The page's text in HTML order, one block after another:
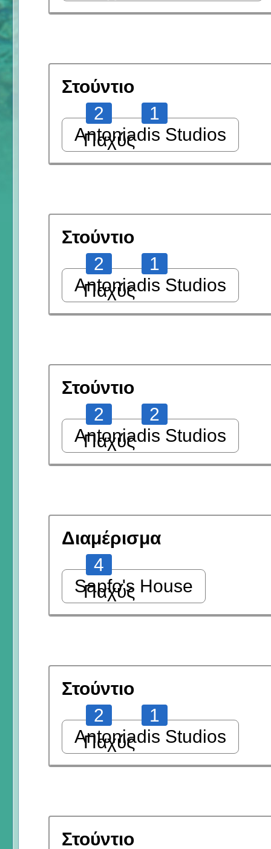
Στούντιο
2
1
Παχύς
Antoniadis Studios
Στούντιο
2
1
Παχύς
Antoniadis Studios
Στούντιο
2
2
Παχύς
Antoniadis Studios
Διαμέρισμα
4
Παχύς
Sapfo's House
Στούντιο
2
1
Παχύς
Antoniadis Studios
Στούντιο